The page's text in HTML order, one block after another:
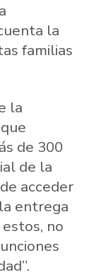
la
familias
la
de 300
de la
acceder
entrega
no